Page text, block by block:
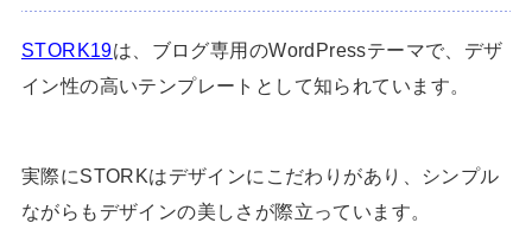
STORK19は、ブログ専用のWordPressテーマで、デザ
イン性の高いテンプレートとして知られています。
実際にSTORKはデザインにこだわりがあり、シンプル
ながらもデザインの美しさが際立っています。